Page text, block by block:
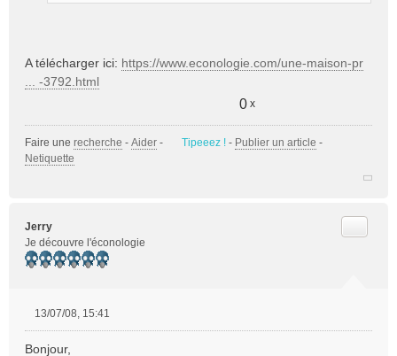
A télécharger ici: https://www.econologie.com/une-maison-pr
... -3792.html
0 x
Faire une recherche - Aider - Tipeeez ! - Publier un article -
Netiquette
Jerry
Je découvre l'éconologie
13/07/08, 15:41
Bonjour,